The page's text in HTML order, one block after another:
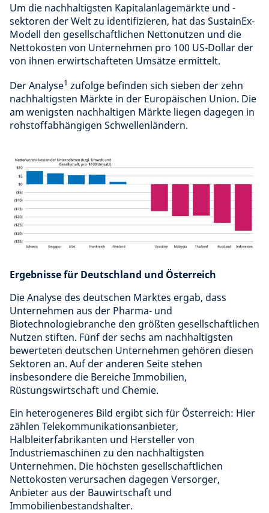
Um die nachhaltigsten Kapitalanlagemärkte und -
sektoren der Welt zu identifizieren, hat das SustainEx-
Modell den gesellschaftlichen Nettonutzen und die
Nettokosten von Unternehmen pro 100 US-Dollar der
von ihnen erwirtschafteten Umsätze ermittelt.
Der Analyse1 zufolge befinden sich sieben der zehn
nachhaltigsten Märkte in der Europäischen Union. Die
am wenigsten nachhaltigen Märkte liegen dagegen in
rohstoffabhängigen Schwellenländern.
Ergebnisse für Deutschland und Österreich
Die Analyse des deutschen Marktes ergab, dass
Unternehmen aus der Pharma- und
Biotechnologiebranche den größten gesellschaftlichen
Nutzen stiften. Fünf der sechs am nachhaltigsten
bewerteten deutschen Unternehmen gehören diesen
Sektoren an. Auf der anderen Seite stehen
insbesondere die Bereiche Immobilien,
Rüstungswirtschaft und Chemie.
Ein heterogeneres Bild ergibt sich für Österreich: Hier
zählen Telekommunikationsanbieter,
Halbleiterfabrikanten und Hersteller von
Industriemaschinen zu den nachhaltigsten
Unternehmen. Die höchsten gesellschaftlichen
Nettokosten verursachen dagegen Versorger,
Anbieter aus der Bauwirtschaft und
Immobilienbestandshalter.